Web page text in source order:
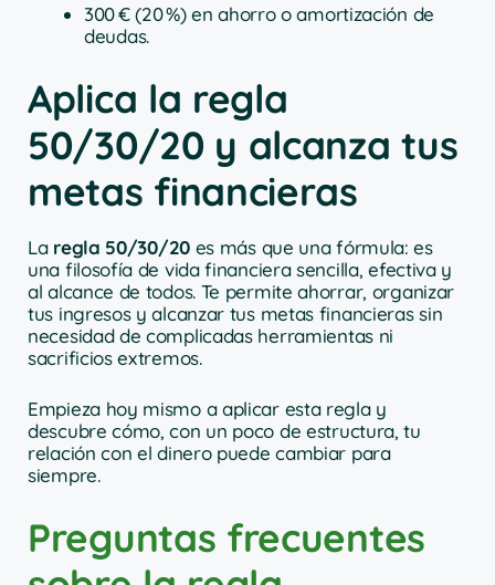
300 € (20 %) en ahorro o amortización de
deudas.
Aplica la regla
50/30/20 y alcanza tus
metas financieras
La regla 50/30/20 es más que una fórmula: es
una filosofía de vida financiera sencilla, efectiva y
al alcance de todos. Te permite ahorrar, organizar
tus ingresos y alcanzar tus metas financieras sin
necesidad de complicadas herramientas ni
sacrificios extremos.
Empieza hoy mismo a aplicar esta regla y
descubre cómo, con un poco de estructura, tu
relación con el dinero puede cambiar para
siempre.
Preguntas frecuentes